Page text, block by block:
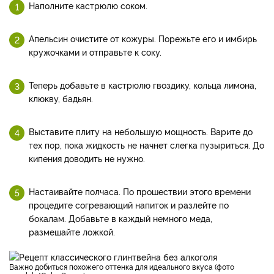
Наполните кастрюлю соком.
Апельсин очистите от кожуры. Порежьте его и имбирь
кружочками и отправьте к соку.
Теперь добавьте в кастрюлю гвоздику, кольца лимона,
клюкву, бадьян.
Выставите плиту на небольшую мощность. Варите до
тех пор, пока жидкость не начнет слегка пузыриться. До
кипения доводить не нужно.
Настаивайте полчаса. По прошествии этого времени
процедите согревающий напиток и разлейте по
бокалам. Добавьте в каждый немного меда,
размешайте ложкой.
Важно добиться похожего оттенка для идеального вкуса (фото